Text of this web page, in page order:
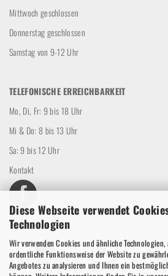
Diese Webseite verwendet
Technologien
Wir verwenden Cookies und ähnliche
ordentliche Funktionsweise der Website zu
Angebotes zu analysieren und Ihnen ein
Mittwoch geschlossen
Donnerstag geschlossen
Samstag von 9-12 Uhr
TELEFONISCHE ERREICHBARKEIT
Mo, Di, Fr: 9 bis 18 Uhr
Mi & Do: 8 bis 13 Uhr
Sa: 9 bis 12 Uhr
Kontakt